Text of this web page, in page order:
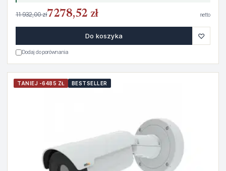
11 932,00 zł7278,52 zł netto
Do koszyka ♡
Dodaj do porównania
TANIEJ -6485 ZŁ BESTSELLER